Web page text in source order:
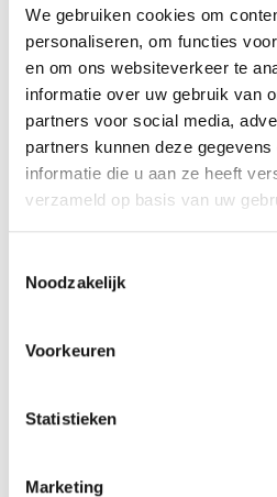
We gebruiken cookies om
personaliseren, om functies
en om ons websiteverkeer te
informatie over uw gebruik van
partners voor social media,
partners kunnen deze
informatie die u aan ze heeft
verzameld op basis van uw
Noodzakelijk
Voorkeuren
Statistieken
Marketing
Kopersbescherming met
SKU7889Categorie
Merk AeroCover
SKU 7889